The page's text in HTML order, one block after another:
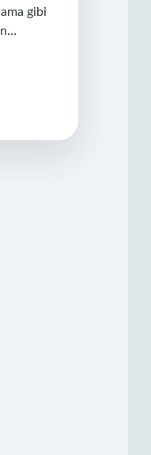
gibi